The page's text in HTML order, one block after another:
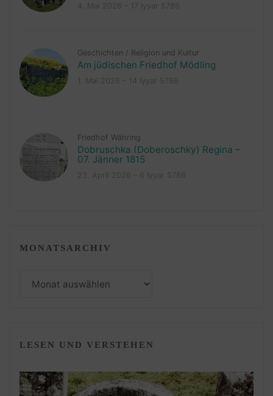
Geschichten / Religion und Kultur
Am jüdischen Friedhof Mödling
Friedhof Währing
Dobruschka (Doberoschky) Regina –
07. Jänner 1815
MONATSARCHIV
LESEN UND VERSTEHEN